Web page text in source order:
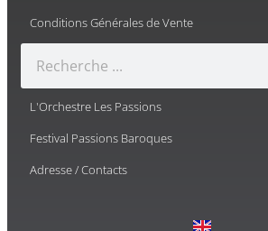
Conditions Générales de Vente
L'Orchestre Les Passions
Festival Passions Baroques
Adresse / Contacts